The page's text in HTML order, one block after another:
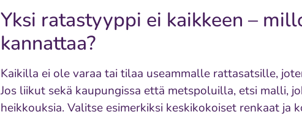
Yksi ratastyyppi ei kaikkeen –
kannattaa?
Kaikilla ei ole varaa tai tilaa useammalle rattasatsille,
Jos liikut sekä kaupungissa että metspoluilla, etsi malli,
heikkouksia. Valitse esimerkiksi keskikokoiset renkaat ja